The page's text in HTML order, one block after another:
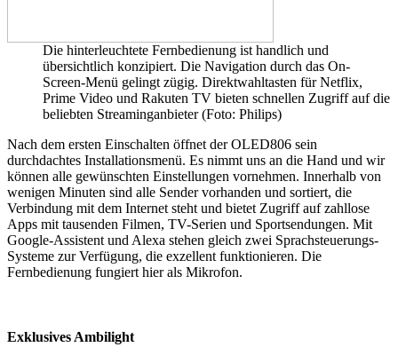
Die hinterleuchtete Fernbedienung ist handlich und
übersichtlich konzipiert. Die Navigation durch das On-
Screen-Menü gelingt zügig. Direktwahltasten für Netflix,
Prime Video und Rakuten TV bieten schnellen Zugriff auf die
beliebten Streaminganbieter (Foto: Philips)
Nach dem ersten Einschalten öffnet der OLED806 sein
durchdachtes Installationsmenü. Es nimmt uns an die Hand und wir
können alle gewünschten Einstellungen vornehmen. Innerhalb von
wenigen Minuten sind alle Sender vorhanden und sortiert, die
Verbindung mit dem Internet steht und bietet Zugriff auf zahllose
Apps mit tausenden Filmen, TV-Serien und Sportsendungen. Mit
Google-Assistent und Alexa stehen gleich zwei Sprachsteuerungs-
Systeme zur Verfügung, die exzellent funktionieren. Die
Fernbedienung fungiert hier als Mikrofon.
Exklusives Ambilight